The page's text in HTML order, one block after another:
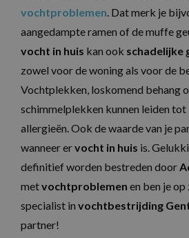
vochtproblemen. Dat merk je
aangedampte ramen of de muffe
vocht in huis kan ook schadelijke
zowel voor de woning als voor de
Vochtplekken, loskomend behang
schimmelplekken kunnen leiden
allergieën. Ook de waarde van je
wanneer ervocht in huis is.
definitief worden bestreden door
metvochtproblemen en ben je op
specialist in vochtbestrijding
partner!